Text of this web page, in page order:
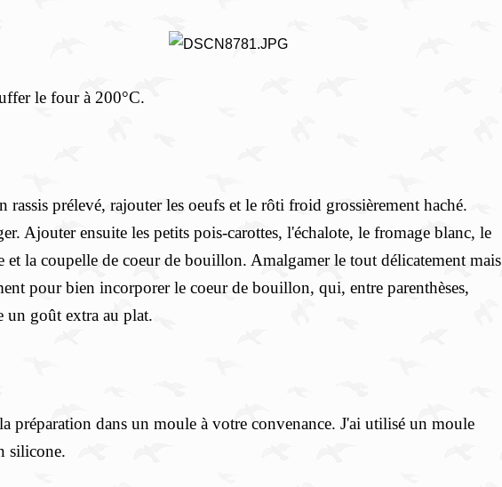
le four à 200°C.
rassis prélevé, rajouter les oeufs et le rôti froid grossièrement haché.
Ajouter ensuite les petits pois-carottes, l'échalote, le fromage blanc, le
et la coupelle de coeur de bouillon. Amalgamer le tout délicatement mais
pour bien incorporer le coeur de bouillon, qui, entre parenthèses,
un goût extra au plat.
préparation dans un moule à votre convenance. J'ai utilisé un moule
silicone.